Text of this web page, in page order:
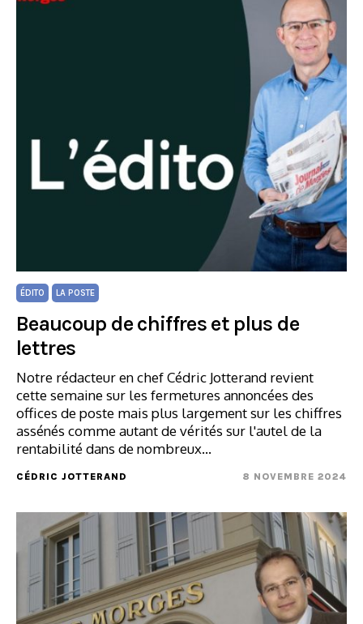
ÉDITO LA POSTE
Beaucoup de chiffres et plus de
lettres
Notre rédacteur en chef Cédric Jotterand revient
cette semaine sur les fermetures annoncées des
offices de poste mais plus largement sur les chiffres
assénés comme autant de vérités sur l'autel de la
rentabilité dans de nombreux…
CÉDRIC JOTTERAND 8 NOVEMBRE 2024